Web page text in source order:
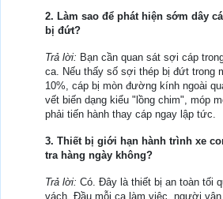
2. Làm sao để phát hiện sớm dây
bị đứt?
Trả lời: Bạn cần quan sát sợi cáp
ca. Nếu thấy số sợi thép bị đứt trong
10%, cáp bị mòn đường kính ngoài
vết biến dạng kiểu "lồng chim", móp
phải tiến hành thay cáp ngay lập tức.
3. Thiết bị giới hạn hành trình xe
tra hàng ngày không?
Trả lời: Có. Đây là thiết bị an toàn tối
vách. Đầu mỗi ca làm việc, người